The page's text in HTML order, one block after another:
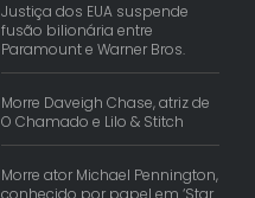
Justiça dos EUA suspende
fusão bilionária entre
Paramount e Warner Bros.
Morre Daveigh Chase, atriz de
O Chamado e Lilo & Stitch
Morre ator Michael Pennington,